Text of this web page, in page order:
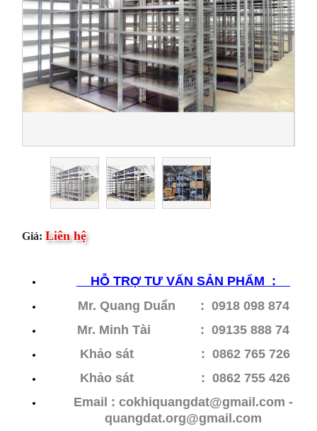
Giá: Liên hệ
HỖ TRỢ TƯ VẤN SẢN PHẨM :
Mr. Quang Duẩn : 0918 098 874
Mr. Minh Tài : 09135 888 74
Khảo sát : 0862 765 726
Khảo sát
: 0862 755 426
Email : cokhiquangdat@gmail.com -
quangdat.org@gmail.com